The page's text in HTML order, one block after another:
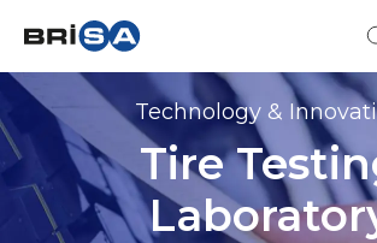
Technology &
Tire